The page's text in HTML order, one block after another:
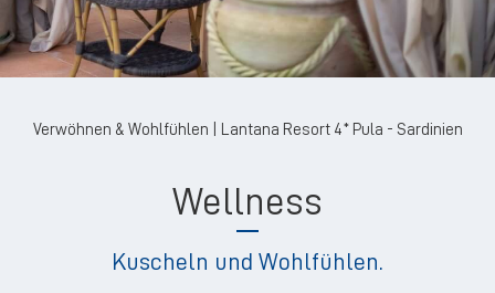
Verwöhnen & Wohlfühlen | Lantana Resort 4* Pula - Sardinien
Wellness
Kuscheln und Wohlfühlen.